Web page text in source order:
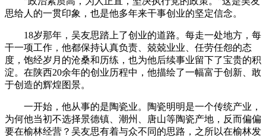
思给人的一贯印象，也是他多年来干事创业的坚定信念。
18岁那年，吴友思踏上了创业的道路。每走一处地方，每
干一项工作，他都保持认真负责、兢兢业业、任劳任怨的态
度，饱经岁月的沧桑和历练，也为他后续事业留下了宝贵的积
淀。在陕西20余年的创业历程中，他描绘了一幅富于创新、敢
于创造的辉煌图景。
一开始，他从事的是陶瓷业。陶瓷明明是一个传统产业，
为何他当初不选择景德镇、潮州、唐山等陶瓷产地，反而偏偏
要在榆林经营？吴友思有着与众不同的思路，之所以在榆林发